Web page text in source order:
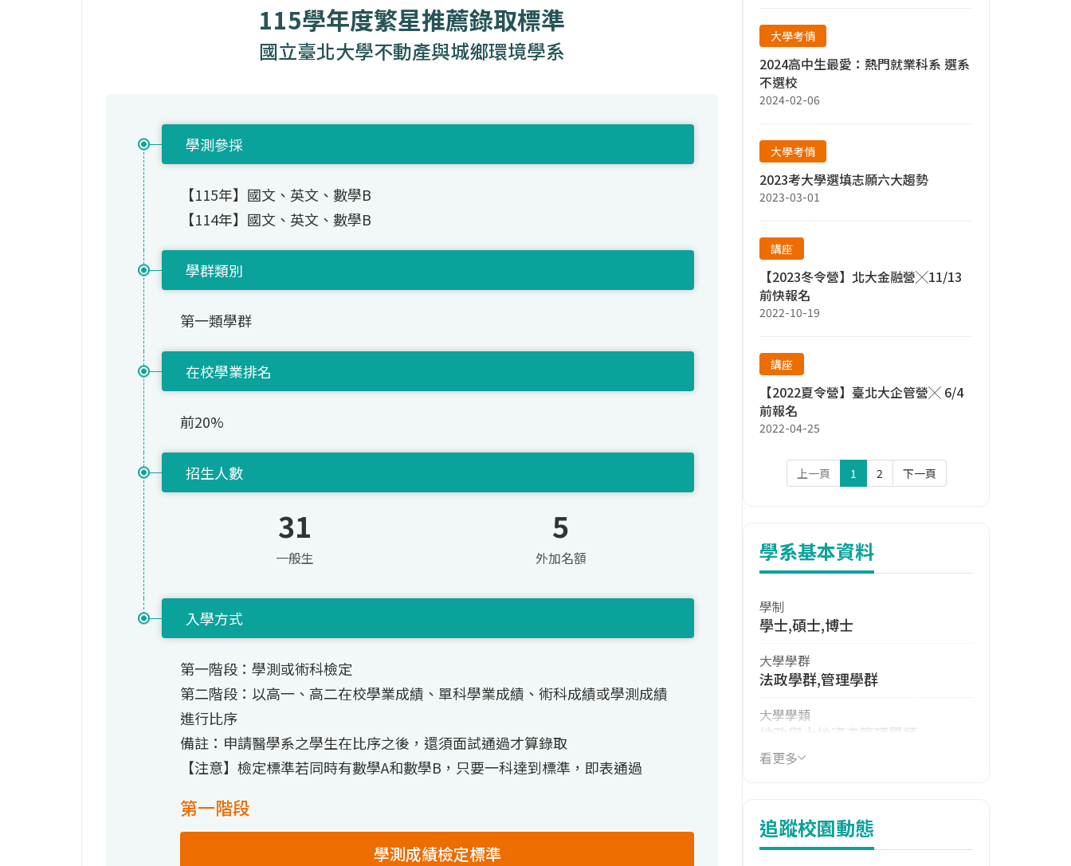
115學年度繁星推薦錄取標準
國立臺北大學不動產與城鄉環境學系
學測參採
【115年】國文、英文、數學B
【114年】國文、英文、數學B
學群類別
第一類學群
在校學業排名
前20%
招生人數
31
一般生
5
外加名額
入學方式
第一階段：學測或術科檢定
第二階段：以高一、高二在校學業成績、單科學業成績、術科成績或學測成績
進行比序
備註：申請醫學系之學生在比序之後，還須面試通過才算錄取
【注意】檢定標準若同時有數學A和數學B，只要一科達到標準，即表通過
第一階段
學測成績檢定標準
大學考情
2024高中生最愛：熱門就業科系 選系
不選校
2024-02-06
大學考情
2023考大學選填志願六大趨勢
2023-03-01
講座
【2023冬令營】北大金融營╳11/13
前快報名
2022-10-19
講座
【2022夏令營】臺北大企管營╳ 6/4
前報名
2022-04-25
上一頁 1 2 下一頁
學系基本資料
學制
學士,碩士,博士
大學學群
法政學群,管理學群
大學學類
地政與土地資產管理學類
114年學費
114年雜費
6,500 元/學期
看更多
追蹤校園動態